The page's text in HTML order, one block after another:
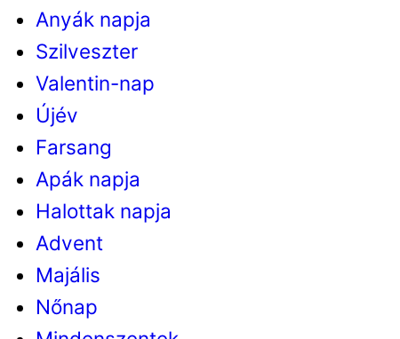
Anyák napja
Szilveszter
Valentin-nap
Újév
Farsang
Apák napja
Halottak napja
Advent
Majális
Nőnap